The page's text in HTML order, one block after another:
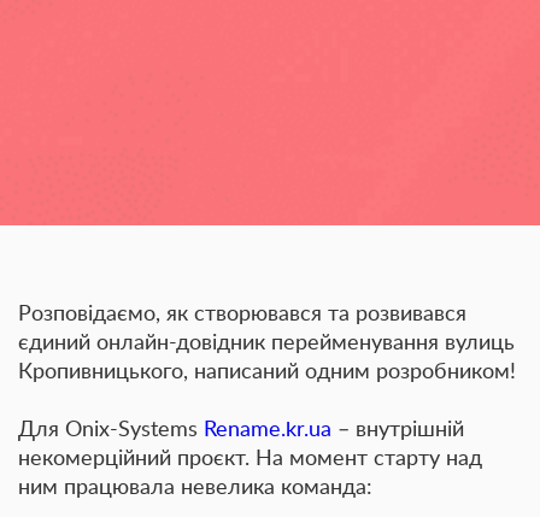
Розповідаємо, як створювався та розвивався
єдиний онлайн-довідник перейменування вулиць
Кропивницького, написаний одним розробником!
Для Onix-Systems Rename.kr.ua – внутрішній
некомерційний проєкт. На момент старту над
ним працювала невелика команда: